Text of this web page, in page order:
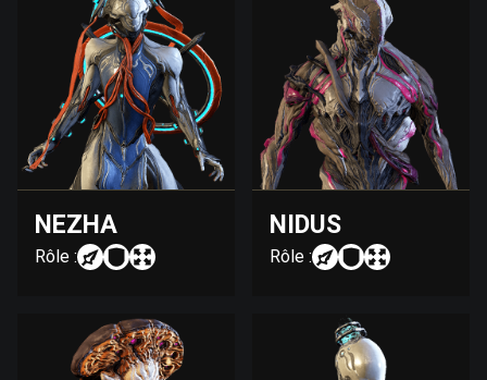
NEZHA
Rôle :
NIDUS
Rôle :